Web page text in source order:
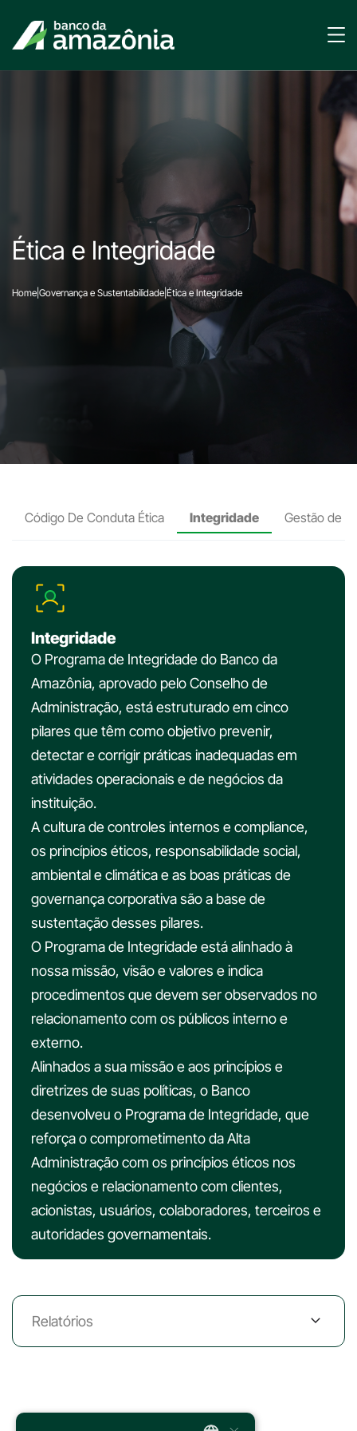
Ética e Integridade
Home Governança e Sustentabilidade|Ética e Integridade
Código De Conduta Ética Integridade Gestão de
Integridade
O Programa de Integridade do Banco da
Amazônia, aprovado pelo Conselho de
Administração, está estruturado em cinco
pilares que têm como objetivo prevenir,
detectar e corrigir práticas inadequadas em
atividades operacionais e de negócios da
instituição.
A cultura de controles internos e compliance,
os princípios éticos, responsabilidade social,
ambiental e climática e as boas práticas de
governança corporativa são a base de
sustentação desses pilares.
O Programa de Integridade está alinhado à
nossa missão, visão e valores e indica
procedimentos que devem ser observados no
relacionamento com os públicos interno e
externo.
Alinhados a sua missão e aos princípios e
diretrizes de suas políticas, o Banco
desenvolveu o Programa de Integridade, que
reforça o comprometimento da Alta
Administração com os princípios éticos nos
negócios e relacionamento com clientes,
acionistas, usuários, colaboradores, terceiros e
autoridades governamentais.
Relatórios